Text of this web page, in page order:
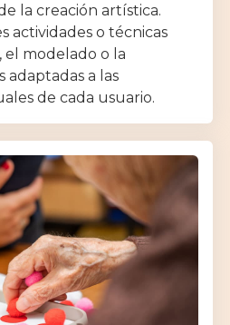
la creación artística.
actividades o técnicas
el modelado o la
adaptadas a las
de cada usuario.